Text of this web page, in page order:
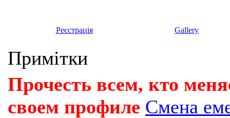
Реєстрація Gallery
Примітки
Прочесть всем, кто
своем профиле Смена